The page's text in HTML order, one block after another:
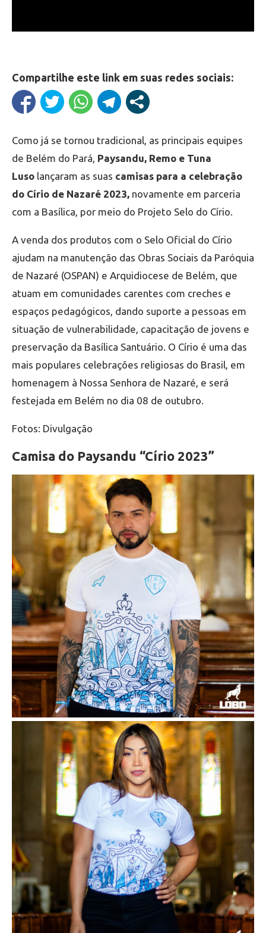
Compartilhe este link em suas redes sociais:
Como já se tornou tradicional, as principais equipes
de Belém do Pará, Paysandu, Remo e Tuna
Luso lançaram as suas camisas para a celebração
do Círio de Nazaré 2023, novamente em parceria
com a Basílica, por meio do Projeto Selo do Círio.
A venda dos produtos com o Selo Oficial do Círio
ajudam na manutenção das Obras Sociais da Paróquia
de Nazaré (OSPAN) e Arquidiocese de Belém, que
atuam em comunidades carentes com creches e
espaços pedagógicos, dando suporte a pessoas em
situação de vulnerabilidade, capacitação de jovens e
preservação da Basílica Santuário. O Círio é uma das
mais populares celebrações religiosas do Brasil, em
homenagem à Nossa Senhora de Nazaré, e será
festejada em Belém no dia 08 de outubro.
Fotos: Divulgação
Camisa do Paysandu “Círio 2023”